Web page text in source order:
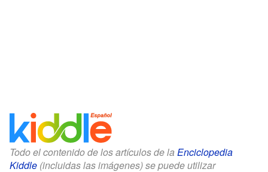
Todo el contenido de los artículos de la Enciclopedia
Kiddle (incluidas las imágenes) se puede utilizar